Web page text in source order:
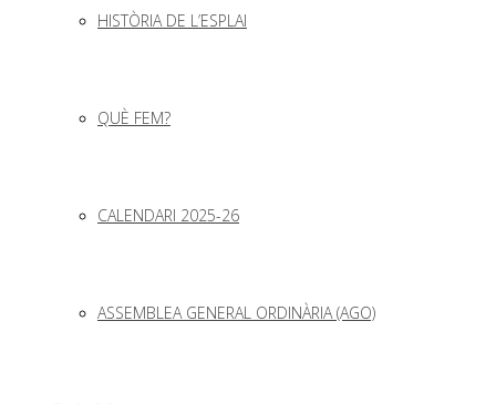
HISTÒRIA DE L’ESPLAI
QUÈ FEM?
CALENDARI 2025-26
ASSEMBLEA GENERAL ORDINÀRIA (AGO)